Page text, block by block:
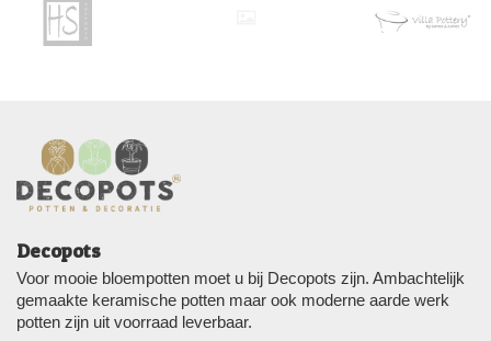
Decopots
Voor mooie bloempotten moet u bij Decopots zijn. Ambachtelijk
gemaakte keramische potten maar ook moderne aarde werk
potten zijn uit voorraad leverbaar.